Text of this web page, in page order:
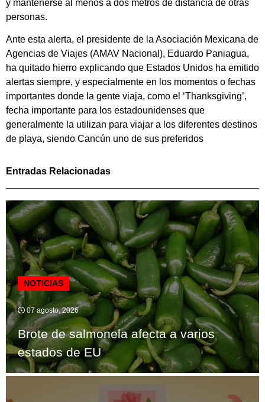
y mantenerse al menos a dos metros de distancia de otras
personas.
Ante esta alerta, el presidente de la Asociación Mexicana de
Agencias de Viajes (AMAV Nacional), Eduardo Paniagua,
ha quitado hierro explicando que Estados Unidos ha emitido
alertas siempre, y especialmente en los momentos o fechas
importantes donde la gente viaja, como el ‘Thanksgiving’,
fecha importante para los estadounidenses que
generalmente la utilizan para viajar a los diferentes destinos
de playa, siendo Cancún uno de sus preferidos
Entradas Relacionadas
NOTICIAS
07 agosto, 2026
Brote de salmonela afecta a varios
estados de EU